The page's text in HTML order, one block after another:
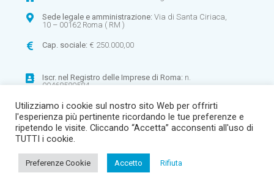
Sede legale e amministrazione: Via di Santa Ciriaca,
10 – 00162 Roma ( RM )
Cap. sociale: € 250.000,00
Iscr. nel Registro delle Imprese di Roma: n.
00468580584
CF:00468580584 –P.IVA:00900971003
R.E.A. n. 268906
Utilizziamo i cookie sul nostro sito Web per offrirti
l'esperienza più pertinente ricordando le tue preferenze e
ripetendo le visite. Cliccando “Accetta” acconsenti all'uso di
TUTTI i cookie.
Preferenze Cookie Accetto Rifiuta